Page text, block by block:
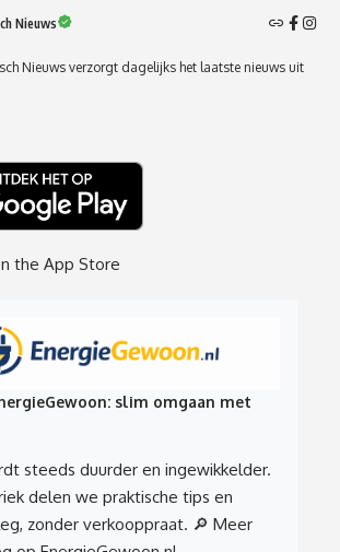
Nieuws
Nieuws verzorgt dagelijks het laatste nieuws uit
slim omgaan met
steeds duurder en ingewikkelder.
delen we praktische tips en
zonder verkooppraat. 🔎 Meer